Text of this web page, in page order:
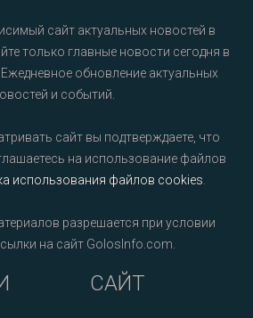
сайт актуальных новостей в
только главные новости сегодня в
обновление актуальных
и событий.
сайт вы подтверждаете, что
на использование файлов
использования файлов cookies
разрешается при условии
на сайт GolosInfo.com.
САЙТ